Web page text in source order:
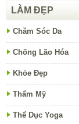
LÀM ĐẸP
Chăm Sóc Da
Chống Lão Hóa
Khỏe Đẹp
Thẩm Mỹ
Thể Dục Yoga